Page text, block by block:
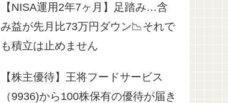
【NISA運用2年7ヶ月】足踏み…含
み益が先月比73万円ダウン📉それで
も積立は止めません
【株主優待】王将フードサービス
（9936)から100株保有の優待が届き